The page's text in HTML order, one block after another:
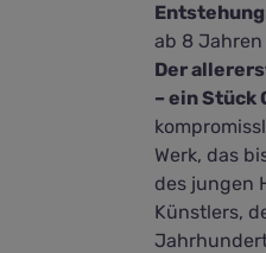
ab 8 Jahren
Der
– ein Stück
Werk, das
des jungen
Künstlers,